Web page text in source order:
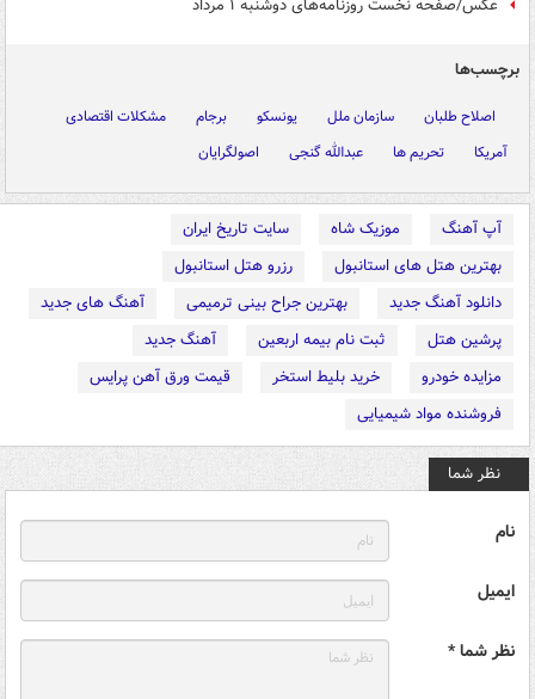
عکس/صفحه نخست روزنامه‌های دوشنبه ۱ مرداد
برچسب‌ها
اصلاح طلبان سازمان ملل یونسکو برجام
مشکلات اقتصادی
آمریکا
تحریم ها عبدالله گنجی اصولگرایان
آپ آهنگ موزیک شاه
سایت تاریخ ایران
بهترین هتل های استانبول
رزرو هتل استانبول
دانلود آهنگ جدید
بهترین جراح بینی ترمیمی
آهنگ های جدید
پرشین هتل
ثبت نام بیمه اربعین
آهنگ جدید
مزایده خودرو
خرید بلیط استخر
قیمت ورق آهن پرایس
فروشنده مواد شیمیایی
نظر شما
نام
ایمیل
نظر شما *